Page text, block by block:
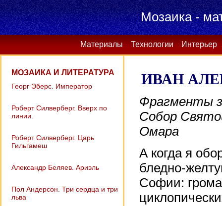
Мозаика -
Материалы Технологии Интерьер
МОЗАИКА И ЛИТЕРАТУРА
Георг Эберс. Император
Роберт Силверберг. Вверх по
линии.
Роберт Силверберг. Царь
Гильгамеш
Александр Беляев. Ариэль
Пол Андерсон. Три сердца и три
льва
ИВАН
Фрагменты
Собор
Омара
А когда я
бледно-
Софии: